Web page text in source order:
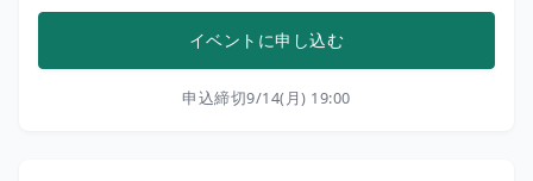
イベントに申し込む
申込締切9/14(月) 19:00